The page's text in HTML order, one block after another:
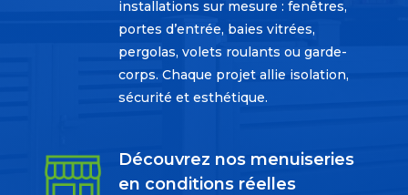
installations sur mesure : fenêtres,
portes d’entrée, baies vitrées,
pergolas, volets roulants ou garde-
corps. Chaque projet allie isolation,
sécurité et esthétique.
Découvrez nos menuiseries
en conditions réelles